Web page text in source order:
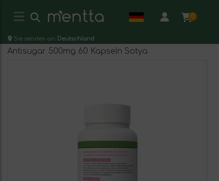
0
Sie senden an: Deutschland
Antisugar 500mg 60 Kapseln Sotya